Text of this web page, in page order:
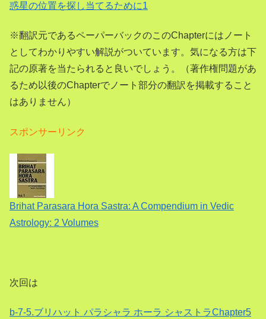
惑星の位置を探し当てるために1
※翻訳元であるペーパーバックのこのChapterにはノート
としてわかりやすい解説がついています。気になる方は下
記の原著を当たられると良いでしょう。（著作権問題があ
るため以後のChapterでノート部分の翻訳を掲載すること
はありません）
スポンサーリンク
Brihat Parasara Hora Sastra: A Compendium in Vedic
Astrology: 2 Volumes
次回は
b-7-5.ブリハット パラシャラ ホーラ シャストラChapter5